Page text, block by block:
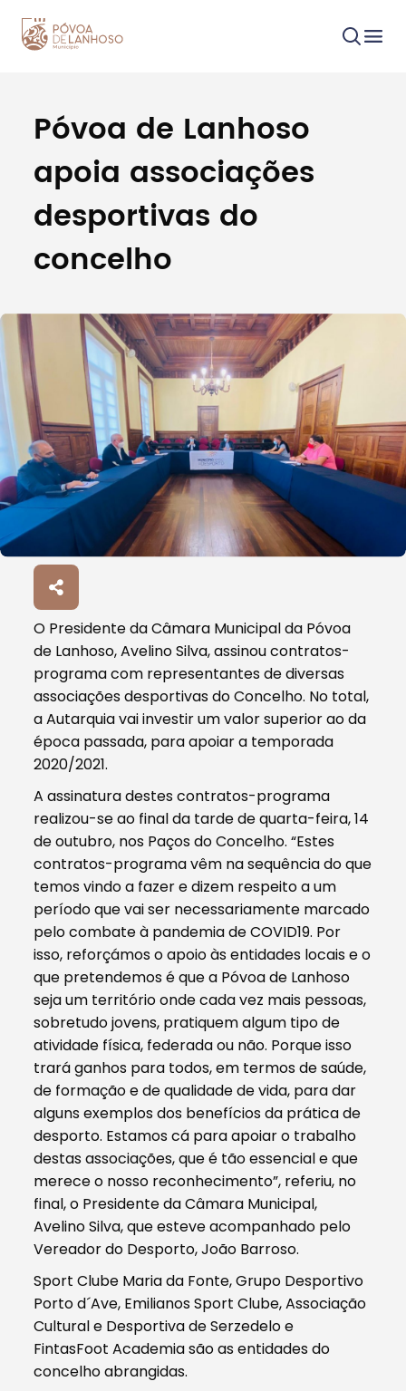
Procurar
Tipo de conteúdo
Filtros
Póvoa de Lanhoso
apoia associações
desportivas do
concelho
O Presidente da Câmara Municipal da Póvoa
de Lanhoso, Avelino Silva, assinou contratos-
programa com representantes de diversas
associações desportivas do Concelho. No total,
a Autarquia vai investir um valor superior ao da
época passada, para apoiar a temporada
2020/2021.
A assinatura destes contratos-programa
realizou-se ao final da tarde de quarta-feira, 14
de outubro, nos Paços do Concelho. “Estes
contratos-programa vêm na sequência do que
temos vindo a fazer e dizem respeito a um
período que vai ser necessariamente marcado
pelo combate à pandemia de COVID19. Por
isso, reforçámos o apoio às entidades locais e o
que pretendemos é que a Póvoa de Lanhoso
seja um território onde cada vez mais pessoas,
sobretudo jovens, pratiquem algum tipo de
atividade física, federada ou não. Porque isso
trará ganhos para todos, em termos de saúde,
de formação e de qualidade de vida, para dar
alguns exemplos dos benefícios da prática de
desporto. Estamos cá para apoiar o trabalho
destas associações, que é tão essencial e que
merece o nosso reconhecimento”, referiu, no
final, o Presidente da Câmara Municipal,
Avelino Silva, que esteve acompanhado pelo
Vereador do Desporto, João Barroso.
Sport Clube Maria da Fonte, Grupo Desportivo
Porto d´Ave, Emilianos Sport Clube, Associação
Cultural e Desportiva de Serzedelo e
FintasFoot Academia são as entidades do
concelho abrangidas.